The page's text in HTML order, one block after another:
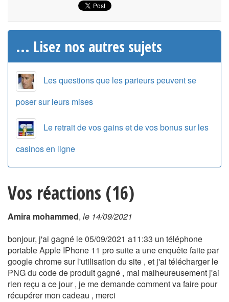
... Lisez nos autres sujets
Les questions que les parieurs peuvent se
poser sur leurs mises
Le retrait de vos gains et de vos bonus sur les
casinos en ligne
Vos réactions (16)
Amira mohammed, le 14/09/2021
bonjour, j'ai gagné le 05/09/2021 a11:33 un téléphone
portable Apple IPhone 11 pro suite a une enquête faite par
google chrome sur l'utilisation du site , et j'ai télécharger le
PNG du code de produit gagné , mai malheureusement j'ai
rien reçu a ce jour , je me demande comment va faire pour
récupérer mon cadeau , merci